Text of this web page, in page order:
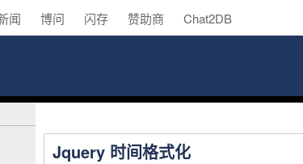
闻 博问 闪存 赞助商 Chat2DB
Jquery 时间格式化